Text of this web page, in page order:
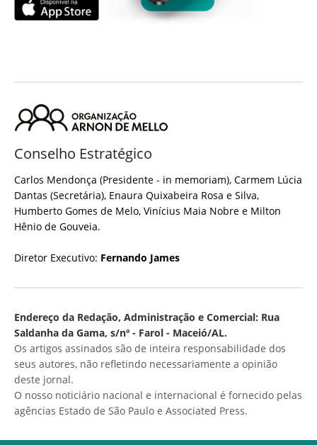
Conselho Estratégico
Carlos Mendonça (Presidente - in memoriam), Carmem Lúcia
Dantas (Secretária), Enaura Quixabeira Rosa e Silva,
Humberto Gomes de Melo, Vinícius Maia Nobre e Milton
Hênio de Gouveia.
Diretor Executivo: Fernando James
Endereço da Redação, Administração e Comercial: Rua
Saldanha da Gama, s/nº - Farol - Maceió/AL.
Os artigos assinados são de inteira responsabilidade dos
seus autores, não refletindo necessariamente a opinião
deste jornal.
O nosso noticiário nacional e internacional é fornecido pelas
agências Estado de São Paulo e Associated Press.